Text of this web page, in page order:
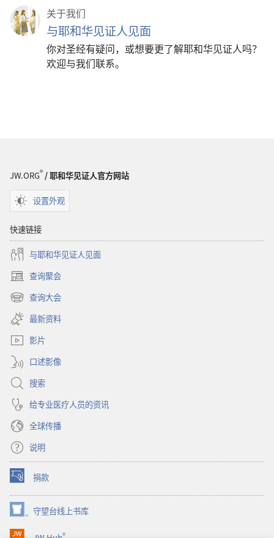
关于我们
与耶和华见证人见面
你对圣经有疑问，或想要更了解耶和华见证人吗？
欢迎与我们联系。
JW.ORG®/ 耶和华见证人官方网站
设置外观
快速链接
与耶和华见证人见面
查询聚会
（打
开
新
窗
口）
查询大会
（打
开
新
窗
最新资料
影片
口述影像
搜索
给专业医疗人员的资讯
全球传播
说明
捐款
（打
开
新
窗
口）
守望台线上书库
（打
开
®